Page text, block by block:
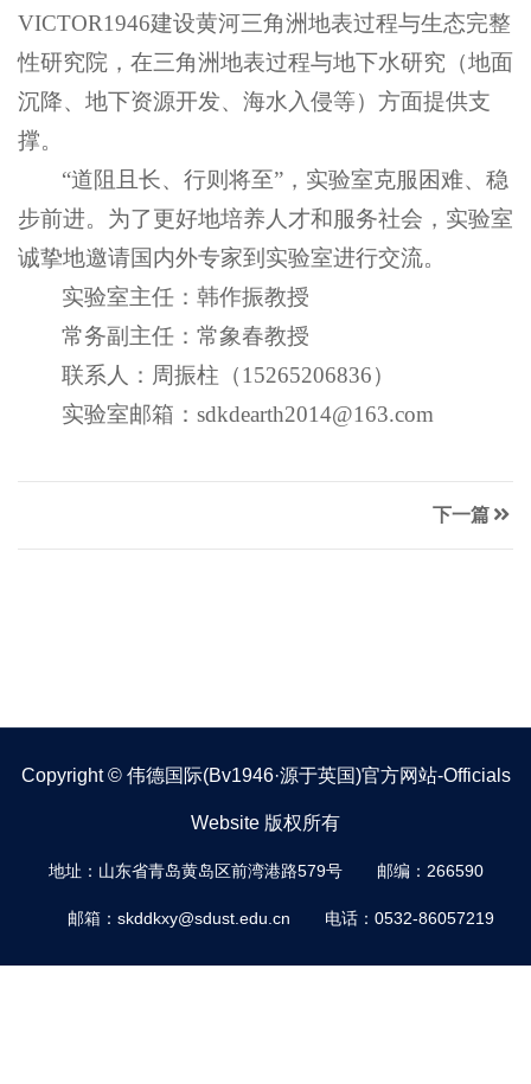
VICTOR1946建设黄河三角洲地表过程与生态完整
性研究院，在三角洲地表过程与地下水研究（地面
沉降、地下资源开发、海水入侵等）方面提供支
撑。
“道阻且长、行则将至”，实验室克服困难、稳
步前进。为了更好地培养人才和服务社会，实验室
诚挚地邀请国内外专家到实验室进行交流。
实验室主任：韩作振教授
常务副主任：常象春教授
联系人：周振柱（15265206836）
实验室邮箱：sdkdearth2014@163.com
下一篇
Copyright © 伟德国际(bv1946·源于英国)官方网站-Officials
Website 版权所有
地址：山东省青岛黄岛区前湾港路579号 邮编：266590
邮箱：skddkxy@sdust.edu.cn 电话：0532-86057219